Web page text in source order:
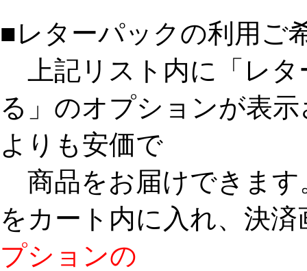
■レターパックの利用ご
上記リスト内に「レタ
る」のオプションが表
よりも安価で
商品をお届けできます
をカート内に入れ、決
プションの